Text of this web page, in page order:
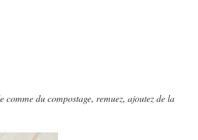
du compostage, remuez, ajoutez de la